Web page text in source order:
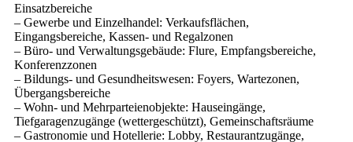
Einsatzbereiche
– Gewerbe und Einzelhandel: Verkaufsflächen,
Eingangsbereiche, Kassen- und Regalzonen
– Büro- und Verwaltungsgebäude: Flure, Empfangsbereiche,
Konferenzzonen
– Bildungs- und Gesundheitswesen: Foyers, Wartezonen,
Übergangsbereiche
– Wohn- und Mehrparteienobjekte: Hauseingänge,
Tiefgaragenzugänge (wettergeschützt), Gemeinschaftsräume
– Gastronomie und Hotellerie: Lobby, Restaurantzugänge,